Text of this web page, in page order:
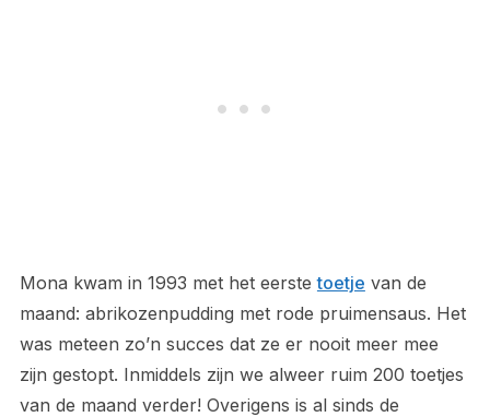
Mona kwam in 1993 met het eerstetoetje van de
maand: abrikozenpudding met rode pruimensaus. Het
was meteen zo’n succes dat ze er nooit meer mee
zijn gestopt. Inmiddels zijn we alweer ruim 200 toetjes
van de maand verder! Overigens is al sinds de